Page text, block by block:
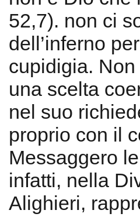
52,7). non ci
dell’inferno
cupidigia.
una scelta
nel suo
proprio con il
Messaggero
infatti, nella
Alighieri,